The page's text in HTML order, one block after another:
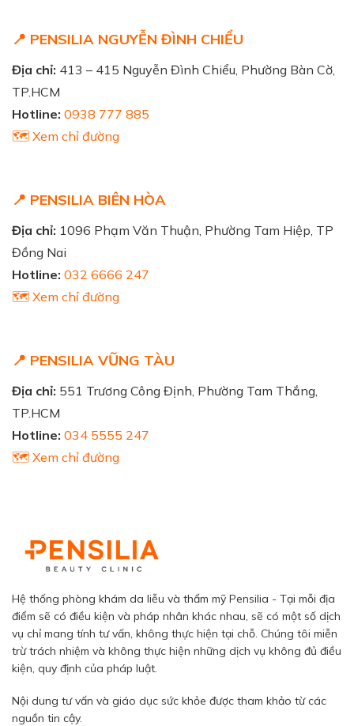
📍 PENSILIA NGUYỄN ĐÌNH CHIỂU
Địa chỉ: 413 – 415 Nguyễn Đình Chiểu, Phường Bàn Cờ,
TP.HCM
Hotline: 0938 777 885
🗺️ Xem chỉ đường
📍 PENSILIA BIÊN HÒA
Địa chỉ: 1096 Phạm Văn Thuận, Phường Tam Hiệp, TP
Đồng Nai
Hotline: 032 6666 247
🗺️ Xem chỉ đường
📍 PENSILIA VŨNG TÀU
Địa chỉ: 551 Trương Công Định, Phường Tam Thắng,
TP.HCM
Hotline: 034 5555 247
🗺️ Xem chỉ đường
Hệ thống phòng khám da liễu và thẩm mỹ Pensilia - Tại mỗi địa
điểm sẽ có điều kiện và pháp nhân khác nhau, sẽ có một số dịch
vụ chỉ mang tính tư vấn, không thực hiện tại chỗ. Chúng tôi miễn
trừ trách nhiệm và không thực hiện những dịch vụ không đủ điều
kiện, quy định của pháp luật.
Nội dung tư vấn và giáo dục sức khỏe được tham khảo từ các
nguồn tin cậy.